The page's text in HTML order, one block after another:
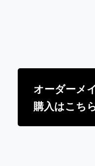
オーダーメ
購入はこち